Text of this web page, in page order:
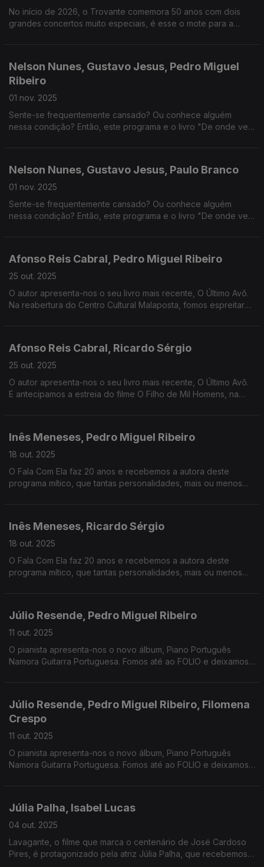
No início de 2026, o Trovante comemora 50 anos com dois
grandes concertos muito especiais, é esse o mote para a
Nelson Nunes, Gustavo Jesus, Pedro Miguel
Ribeiro
01 nov. 2025
Sente-se frequentemente cansado? Ou conhece alguém
nessa condição? Então, este programa e o livro "De onde vem
Nelson Nunes, Gustavo Jesus, Paulo Branco
01 nov. 2025
Sente-se frequentemente cansado? Ou conhece alguém
nessa condição? Então, este programa e o livro "De onde vem
Afonso Reis Cabral, Pedro Miguel Ribeiro
25 out. 2025
O autor apresenta-nos o seu livro mais recente, O Último Avô.
Na reabertura do Centro Cultural Malaposta, fomos espreitar
Afonso Reis Cabral, Ricardo Sérgio
25 out. 2025
O autor apresenta-nos o seu livro mais recente, O Último Avô.
E antecipamos a estreia do filme O Filho de Mil Homens, na
Inês Meneses, Pedro Miguel Ribeiro
18 out. 2025
O Fala Com Ela faz 20 anos e recebemos a autora deste
programa mítico, que tantas personalidades, mais ou menos
Inês Meneses, Ricardo Sérgio
18 out. 2025
O Fala Com Ela faz 20 anos e recebemos a autora deste
programa mítico, que tantas personalidades, mais ou menos
Júlio Resende, Pedro Miguel Ribeiro
11 out. 2025
O pianista apresenta-nos o novo álbum, Piano Português
Namora Guitarra Portuguesa. Fomos até ao FOLIO e deixamos
Júlio Resende, Pedro Miguel Ribeiro, Filomena
Crespo
11 out. 2025
O pianista apresenta-nos o novo álbum, Piano Português
Namora Guitarra Portuguesa. Fomos até ao FOLIO e deixamos
Júlia Palha, Isabel Lucas
04 out. 2025
Lavagante, o filme que marca o centenário de José Cardoso
Pires, é protagonizado pela atriz Júlia Palha, que recebemos